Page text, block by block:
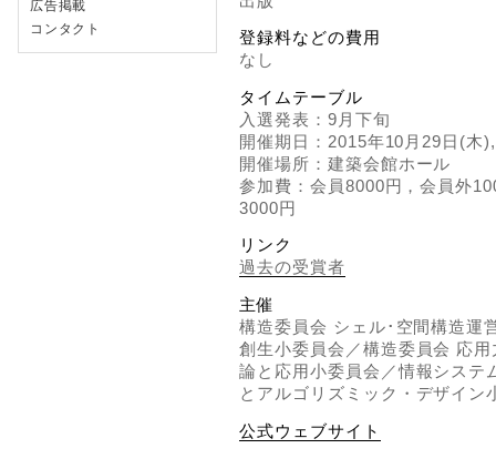
広告掲載
コンタクト
登録料などの費用
なし
タイムテーブル
入選発表：9月下旬
開催期日：2015年10月29日(木
開催場所：建築会館ホール
参加費：会員8000円，会員外
3000円
リンク
過去の受賞者
主催
構造委員会 シェル･空間構造運
創生小委員会／構造委員会 応
論と応用小委員会／情報システ
とアルゴリズミック・デザイン
公式ウェブサイト